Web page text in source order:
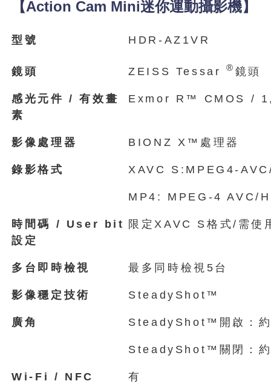
【Action Cam Mini迷你運動攝影機】
型號 HDR-AZ1VR
鏡頭 ZEISS Tessar ® 鏡頭
感光元件 / 有效畫
素
Exmor R™ CMOS /
影像處理器 BIONZ X™處理器
錄影格式 XAVC S:MPEG4-
MP4: MPEG-4 AVC/
時間碼 / User bit
設定
限定XAVC S格式/需使
多台即時檢視 最多同時檢視5台
影像穩定技術 SteadyShot™
廣角 SteadyShot™開啟：
SteadyShot™關閉：
Wi-Fi / NFC 有